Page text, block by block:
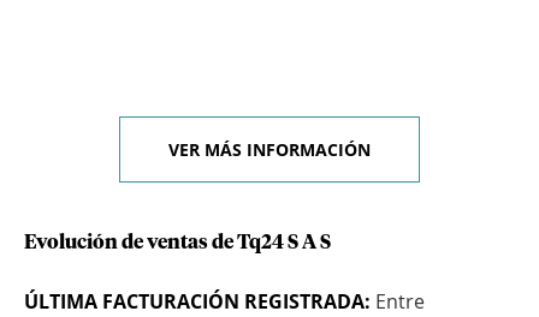
VER MÁS INFORMACIÓN
Evolución de ventas de Tq24 S A S
ÚLTIMA FACTURACIÓN REGISTRADA: Entre